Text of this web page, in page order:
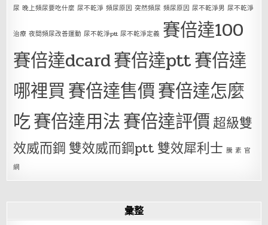
尿 晚上頻尿要吃什麼 尿不乾淨 頻尿原因 突然頻尿 頻尿原因 尿不乾淨男 尿不乾淨
治療 夜間頻尿改善運動 尿不乾淨ptt 尿不乾淨定義 賽倍達100
賽倍達dcard賽倍達ptt賽倍達
哪裡買賽倍達售價賽倍達怎麼
吃賽倍達用法賽倍達評價超級雙
效威而鋼 雙效威而鋼ptt 雙效犀利士 騰 素 官
網
彙整